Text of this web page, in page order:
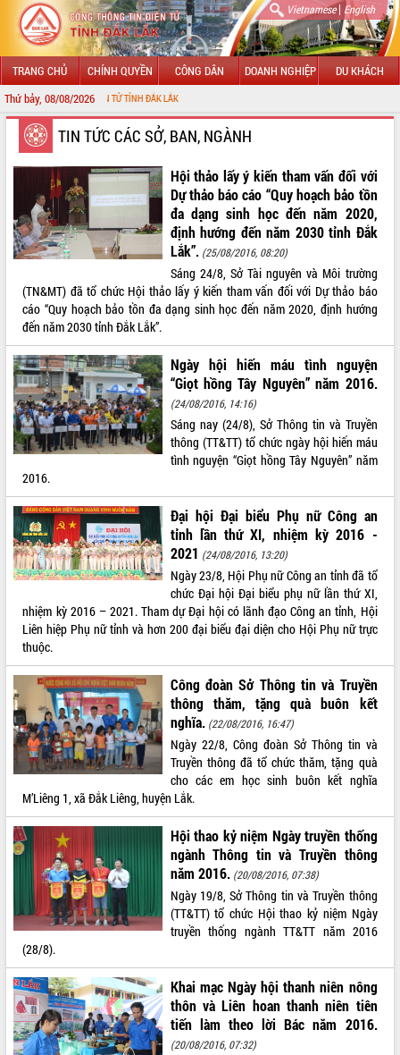
Vietnamese| English
TRANG CHỦ CHÍNH QUYỀN CÔNG DÂN DOANH NGHIỆP DU KHÁCH
Thứ bảy, 08/08/2026
TIN ĐIỆN TỬ TỈNH ĐẮK LẮK
GIỚI THIỆU
LÃNH ĐẠO UBND TỈNH
TIN TỨC SỰ KIỆN
SỞ, BAN, NGÀNH
THÔNG TIN CHỈ ĐẠO ĐIỀU HÀNH
VĂN BẢN HĐND TỈNH
ĐIỂM TIN VĂN BẢN
VIDEO
Không có file video nào để phát.
ALBUM ẢNH
TIN TỨC CÁC SỞ, BAN, NGÀNH
Hội thảo lấy ý kiến tham vấn đối với
Dự thảo báo cáo “Quy hoạch bảo tồn
đa dạng sinh học đến năm 2020,
định hướng đến năm 2030 tỉnh Đắk
Lắk”. (25/08/2016, 08:20)
Sáng 24/8, Sở Tài nguyên và Môi trường
(TN&MT) đã tổ chức Hội thảo lấy ý kiến tham vấn đối với Dự thảo báo
cáo “Quy hoạch bảo tồn đa dạng sinh học đến năm 2020, định hướng
đến năm 2030 tỉnh Đắk Lắk”.
Ngày hội hiến máu tình nguyện
“Giọt hồng Tây Nguyên” năm 2016.
(24/08/2016, 14:16)
Sáng nay (24/8), Sở Thông tin và Truyền
thông (TT&TT) tổ chức ngày hội hiến máu
tình nguyện “Giọt hồng Tây Nguyên” năm
2016.
Đại hội Đại biểu Phụ nữ Công an
tỉnh lần thứ XI, nhiệm kỳ 2016 -
2021 (24/08/2016, 13:20)
Ngày 23/8, Hội Phụ nữ Công an tỉnh đã tổ
chức Đại hội Đại biểu phụ nữ lần thứ XI,
nhiệm kỳ 2016 – 2021. Tham dự Đại hội có lãnh đạo Công an tỉnh, Hội
Liên hiệp Phụ nữ tỉnh và hơn 200 đại biểu đại diện cho Hội Phụ nữ trực
thuộc.
Công đoàn Sở Thông tin và Truyền
thông thăm, tặng quà buôn kết
nghĩa. (22/08/2016, 16:47)
Ngày 22/8, Công đoàn Sở Thông tin và
Truyền thông đã tổ chức thăm, tặng quà
cho các em học sinh buôn kết nghĩa
M’Liêng 1, xã Đắk Liêng, huyện Lắk.
Hội thao kỷ niệm Ngày truyền thống
ngành Thông tin và Truyền thông
năm 2016. (20/08/2016, 07:38)
Ngày 19/8, Sở Thông tin và Truyền thông
(TT&TT) tổ chức Hội thao kỷ niệm Ngày
truyền thống ngành TT&TT năm 2016
(28/8).
Khai mạc Ngày hội thanh niên nông
thôn và Liên hoan thanh niên tiên
tiến làm theo lời Bác năm 2016.
(20/08/2016, 07:32)